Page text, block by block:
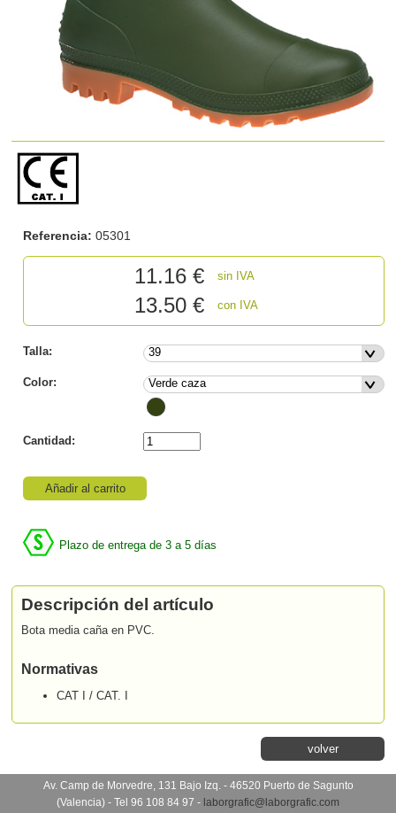
Referencia: 05301
11.16€ sin IVA
13.50 € con IVA
Talla:
Color:
Cantidad:
Añadir al carrito
Plazo de entrega de 3 a 5 días
Descripción del artículo
Bota media caña en PVC.
Normativas
CAT I / CAT. I
volver
Av. Camp de Morvedre, 131 Bajo Izq. - 46520 Puerto de Sagunto
(Valencia) - Tel 96 108 84 97 - laborgrafic@laborgrafic.com